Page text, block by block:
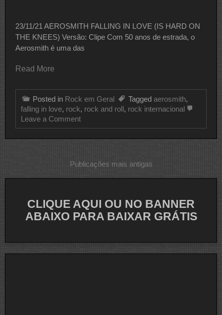
23/11/21 AEROSMITH FALLING IN LOVE (IS HARD ON
THE KNEES) Versão: Clipe Com 50 anos de estrada, o
Aerosmith é uma das
Read More
Posted in Rock em Geral Tagged aerosmith,
falling in love, rock, rock and roll, rock internacional
Leave a Commenton
CLIPE
por
Publicações mais antigas
CLIQUE AQUI OU NO BANNER
ABAIXO PARA BAIXAR GRÁTIS